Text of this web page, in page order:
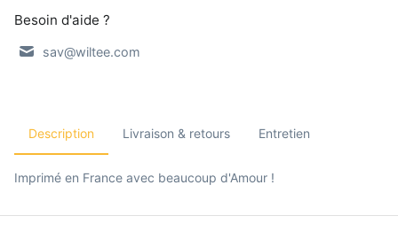
Besoin d'aide ?
sav@wiltee.com
Description Livraison & retours Entretien
Imprimé en France avec beaucoup d'Amour !